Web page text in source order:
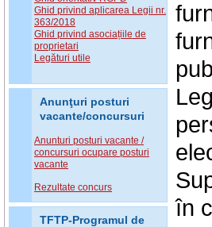
Ghid privind aplicarea Legii nr.
363/2018
Ghid privind asociațiile de
proprietari
Legături utile
Anunţuri posturi
vacante/concursuri
Anunturi posturi vacante /
concursuri ocupare posturi
vacante
Rezultate concurs
TFTP-Programul de
în